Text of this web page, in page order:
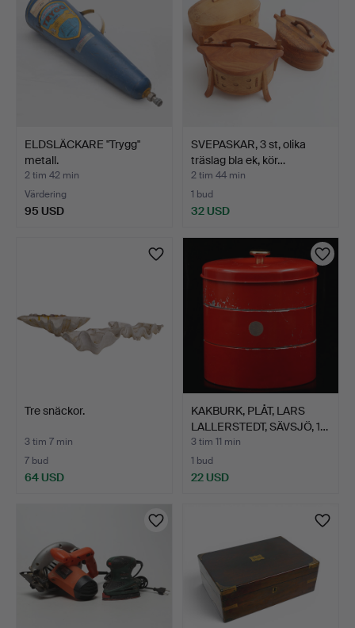
ELDSLÄCKARE "Trygg"
metall.
2 tim 42 min
Värdering
95 USD
SVEPASKAR, 3 st, olika
träslag bla ek, kör…
2 tim 44 min
1 bud
32 USD
Tre snäckor.
3 tim 7 min
7 bud
64 USD
KAKBURK, PLÅT, LARS
LALLERSTEDT, SÄVSJÖ, 1…
3 tim 11 min
1 bud
22 USD